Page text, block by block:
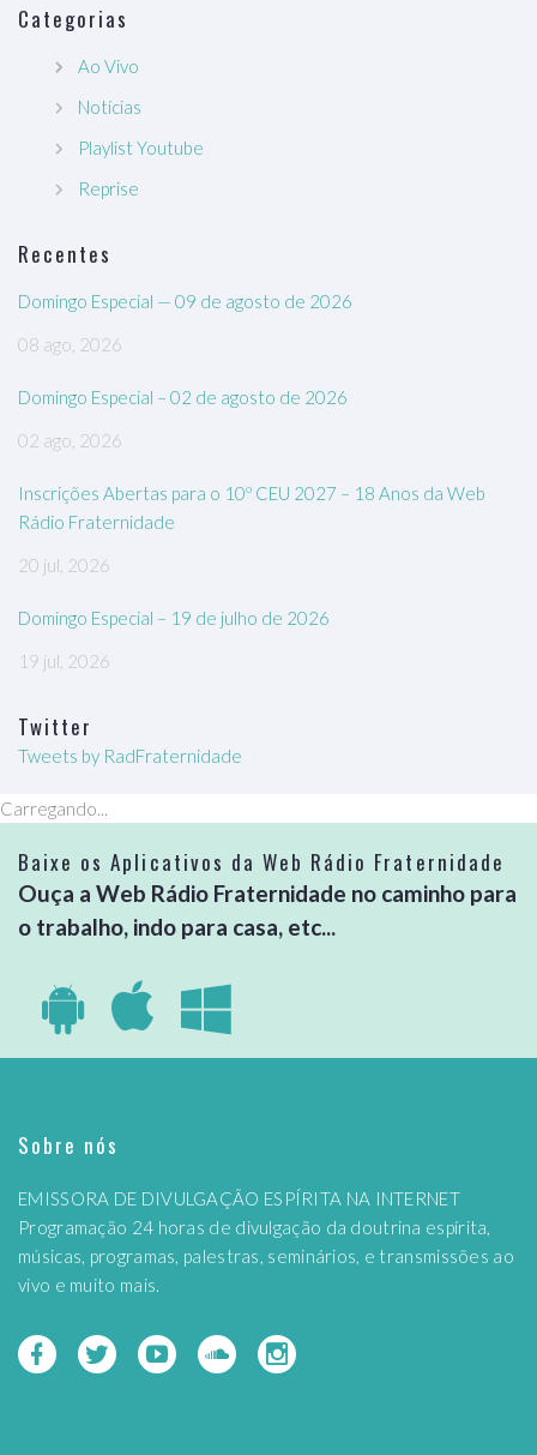
Categorias
Ao Vivo
Notícias
Playlist Youtube
Reprise
Recentes
Domingo Especial — 09 de agosto de 2026
08 ago, 2026
Domingo Especial – 02 de agosto de 2026
02 ago, 2026
Inscrições Abertas para o 10º CEU 2027 – 18 Anos da Web
Rádio Fraternidade
20 jul, 2026
Domingo Especial – 19 de julho de 2026
19 jul, 2026
Twitter
Tweets by RadFraternidade
Carregando...
Baixe os Aplicativos da Web Rádio Fraternidade
Ouça a Web Rádio Fraternidade no caminho para
o trabalho, indo para casa, etc...
Sobre nós
EMISSORA DE DIVULGAÇÃO ESPÍRITA NA INTERNET
Programação 24 horas de divulgação da doutrina espírita,
músicas, programas, palestras, seminários, e transmissões ao
vivo e muito mais.